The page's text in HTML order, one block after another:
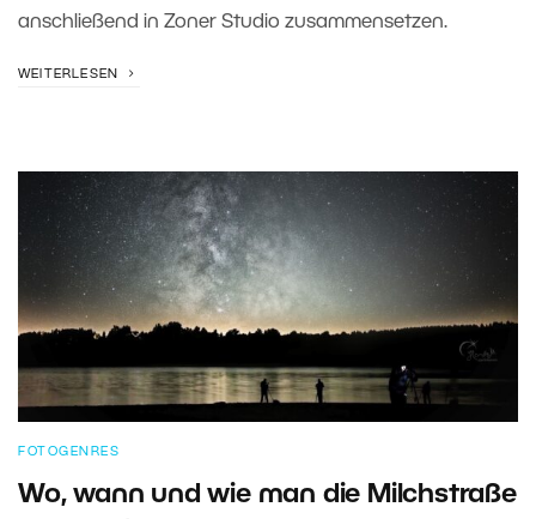
anschließend in Zoner Studio zusammensetzen.
WEITERLESEN
FOTOGENRES
Wo, wann und wie man die Milchstraße